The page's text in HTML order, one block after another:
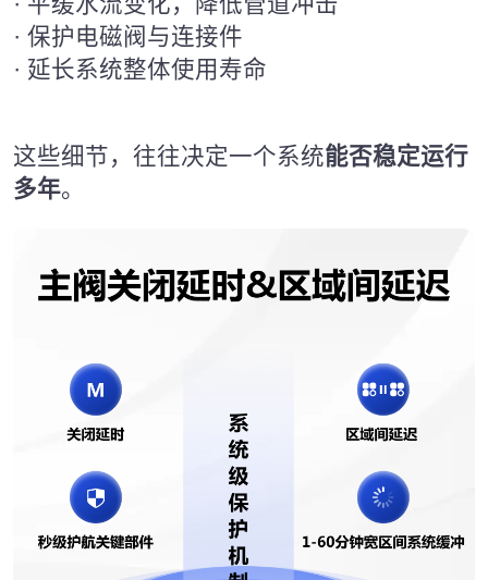
· 保护电磁阀与连接件
· 延长系统整体使用寿命
这些细节，往往决定一个系统能否稳定运行
多年。